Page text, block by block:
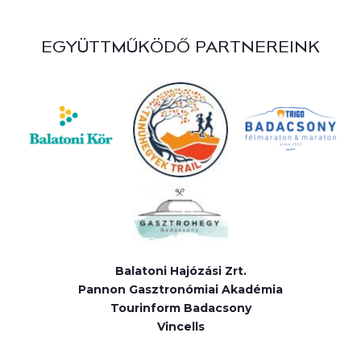
EGYÜTTMŰKÖDŐ PARTNEREINK
Balatoni Hajózási Zrt.
Pannon Gasztronómiai Akadémia
Tourinform Badacsony
Vincells